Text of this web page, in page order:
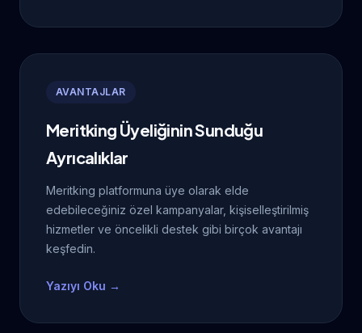
AVANTAJLAR
Meritking Üyeliğinin Sunduğu
Ayrıcalıklar
Meritking platformuna üye olarak elde
edebileceğiniz özel kampanyalar, kişiselleştirilmiş
hizmetler ve öncelikli destek gibi birçok avantajı
keşfedin.
Yazıyı Oku →